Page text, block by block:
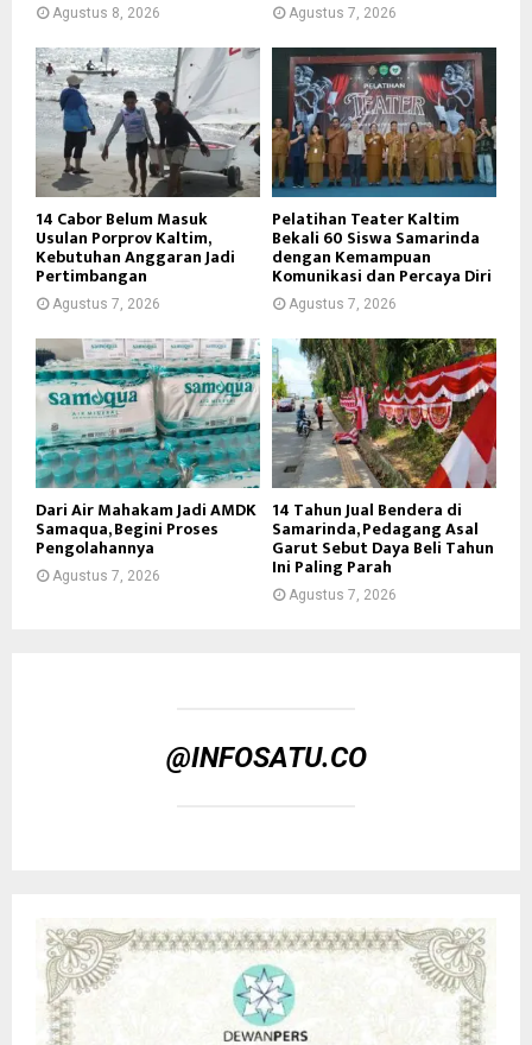
Agustus 8, 2026 Agustus 7, 2026
14 Cabor Belum Masuk
Usulan Porprov Kaltim,
Kebutuhan Anggaran Jadi
Pertimbangan
Agustus 7, 2026
Pelatihan Teater Kaltim
Bekali 60 Siswa Samarinda
dengan Kemampuan
Komunikasi dan Percaya Diri
Agustus 7, 2026
Dari Air Mahakam Jadi AMDK
Samaqua, Begini Proses
Pengolahannya
Agustus 7, 2026
14 Tahun Jual Bendera di
Samarinda, Pedagang Asal
Garut Sebut Daya Beli Tahun
Ini Paling Parah
Agustus 7, 2026
@INFOSATU.CO